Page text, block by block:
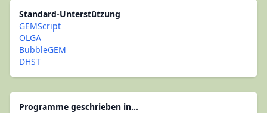
Standard-Unterstützung
GEMScript
OLGA
BubbleGEM
DHST
Programme geschrieben in...